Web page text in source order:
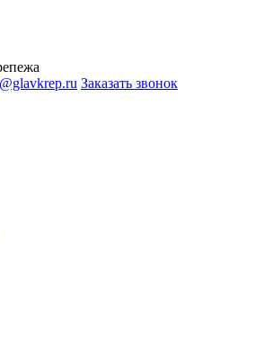
Заказать звонок